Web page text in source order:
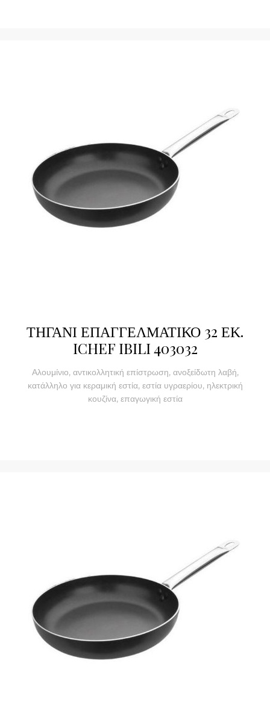
ΤΗΓΑΝΙ ΕΠΑΓΓΕΛΜΑΤΙΚΟ 32 ΕΚ.
ICHEF IBILI 403032
Αλουμίνιο, αντικολλητική επίστρωση, ανοξείδωτη λαβή,
κατάλληλο για κεραμική εστία, εστία υγραερίου, ηλεκτρική
κουζίνα, επαγωγική εστία